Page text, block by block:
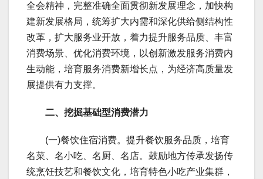
全会精神，完整准确全面贯彻新发展理念，加快构
建新发展格局，统筹扩大内需和深化供给侧结构性
改革，扩大服务业开放，着力提升服务品质、丰富
消费场景、优化消费环境，以创新激发服务消费内
生动能，培育服务消费新增长点，为经济高质量发
展提供有力支撑。
二、挖掘基础型消费潜力
(一)餐饮住宿消费。提升餐饮服务品质，培育
名菜、名小吃、名厨、名店。鼓励地方传承发扬传
统烹饪技艺和餐饮文化，培育特色小吃产业集群，